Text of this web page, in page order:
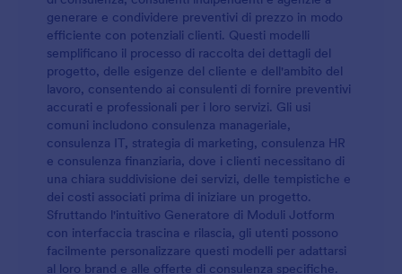
generare e condividere preventivi di prezzo in modo
efficiente con potenziali clienti. Questi modelli
semplificano il processo di raccolta dei dettagli del
progetto, delle esigenze del cliente e dell'ambito del
lavoro, consentendo ai consulenti di fornire preventivi
accurati e professionali per i loro servizi. Gli usi
comuni includono consulenza manageriale,
consulenza IT, strategia di marketing, consulenza HR
e consulenza finanziaria, dove i clienti necessitano di
una chiara suddivisione dei servizi, delle tempistiche e
dei costi associati prima di iniziare un progetto.
Sfruttando l'intuitivo Generatore di Moduli Jotform
con interfaccia trascina e rilascia, gli utenti possono
facilmente personalizzare questi modelli per adattarsi
al loro brand e alle offerte di consulenza specifiche.